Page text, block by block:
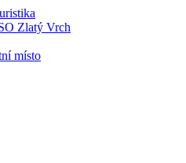
Zlatý Vrch
místo